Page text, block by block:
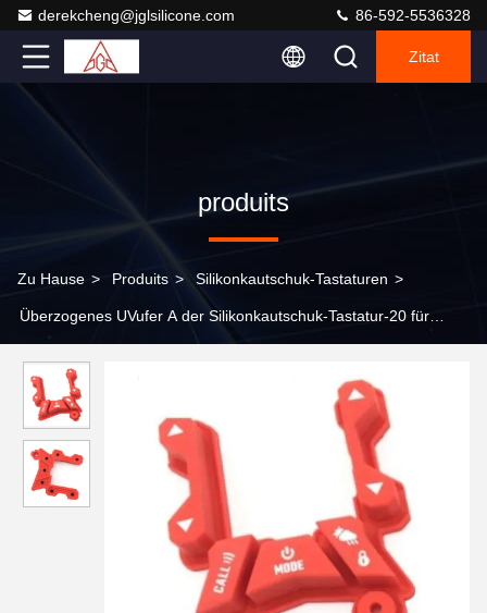
derekcheng@jglsilicone.com 86-592-5536328
Zitat
produits
Zu Hause > Produits > Silikonkautschuk-Tastaturen >
Überzogenes UVufer A der Silikonkautschuk-Tastatur-20 für